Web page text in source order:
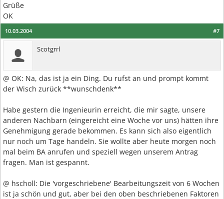
Grüße
OK
#7
10.03.2004
Scotgrrl
@ OK: Na, das ist ja ein Ding. Du rufst an und prompt kommt
der Wisch zurück **wunschdenk**
Habe gestern die Ingenieurin erreicht, die mir sagte, unsere
anderen Nachbarn (eingereicht eine Woche vor uns) hätten ihre
Genehmigung gerade bekommen. Es kann sich also eigentlich
nur noch um Tage handeln. Sie wollte aber heute morgen noch
mal beim BA anrufen und speziell wegen unserem Antrag
fragen. Man ist gespannt.
@ hscholl: Die 'vorgeschriebene' Bearbeitungszeit von 6 Wochen
ist ja schön und gut, aber bei den oben beschriebenen Faktoren